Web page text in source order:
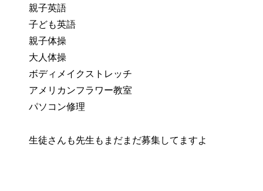
親子英語
子ども英語
親子体操
大人体操
ボディメイクストレッチ
アメリカンフラワー教室
パソコン修理
生徒さんも先生もまだまだ募集してますよ